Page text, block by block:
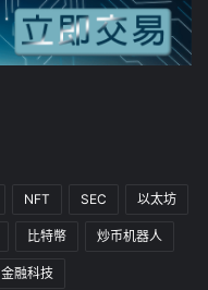
NFT SEC 以太坊
比特幣 炒币机器人
金融科技